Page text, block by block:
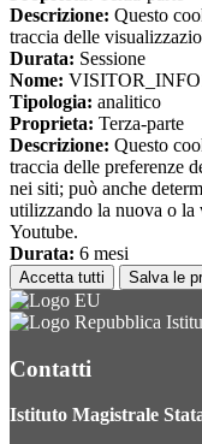
Descrizione: Questo
traccia delle
Durata: Sessione
Nome:
Tipologia: analitico
Proprieta: Terza-parte
Descrizione: Questo
traccia delle preferenze
nei siti; può anche
utilizzando la nuova o la
Youtube.
Durata: 6 mesi
Accetta tutti Salva le
Contatti
Istituto Magistrale